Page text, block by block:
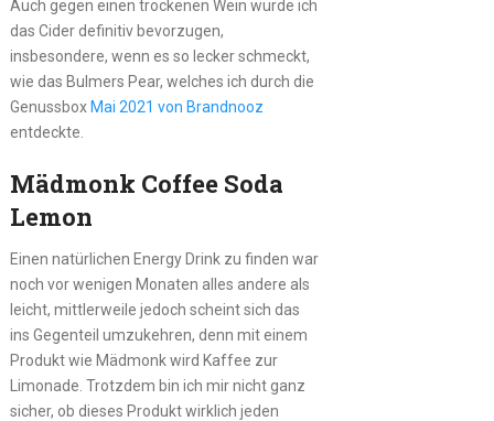
Auch gegen einen trockenen Wein würde ich
das Cider definitiv bevorzugen,
insbesondere, wenn es so lecker schmeckt,
wie das Bulmers Pear, welches ich durch die
GenussboxMai 2021 von Brandnooz
entdeckte.
Mädmonk Coffee Soda
Lemon
Einen natürlichen Energy Drink zu finden war
noch vor wenigen Monaten alles andere als
leicht, mittlerweile jedoch scheint sich das
ins Gegenteil umzukehren, denn mit einem
Produkt wie Mädmonk wird Kaffee zur
Limonade. Trotzdem bin ich mir nicht ganz
sicher, ob dieses Produkt wirklich jeden